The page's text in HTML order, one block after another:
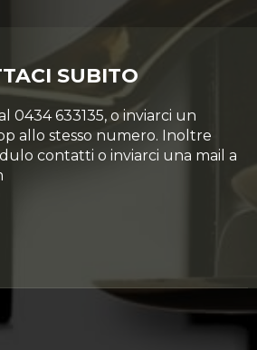
SUBITO
0434 633135, o inviarci un
allo stesso numero. Inoltre
contatti o inviarci una mail a